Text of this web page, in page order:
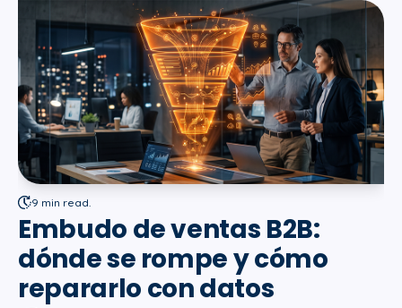
9 min read.
Embudo de ventas B2B:
dónde se rompe y cómo
repararlo con datos